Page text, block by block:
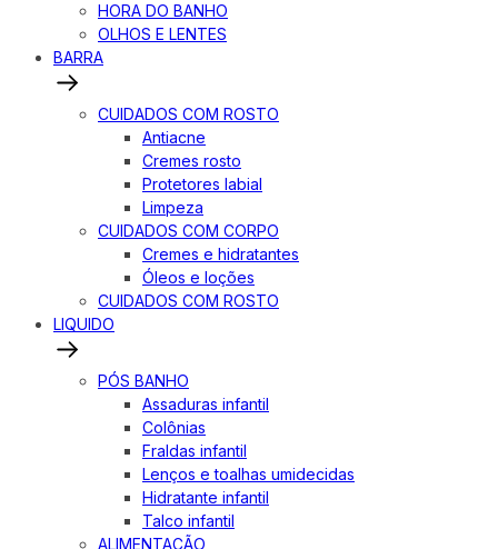
HORA DO BANHO
OLHOS E LENTES
BARRA
CUIDADOS COM ROSTO
Antiacne
Cremes rosto
Protetores labial
Limpeza
CUIDADOS COM CORPO
Cremes e hidratantes
Óleos e loções
CUIDADOS COM ROSTO
LIQUIDO
PÓS BANHO
Assaduras infantil
Colônias
Fraldas infantil
Lenços e toalhas umidecidas
Hidratante infantil
Talco infantil
ALIMENTAÇÃO